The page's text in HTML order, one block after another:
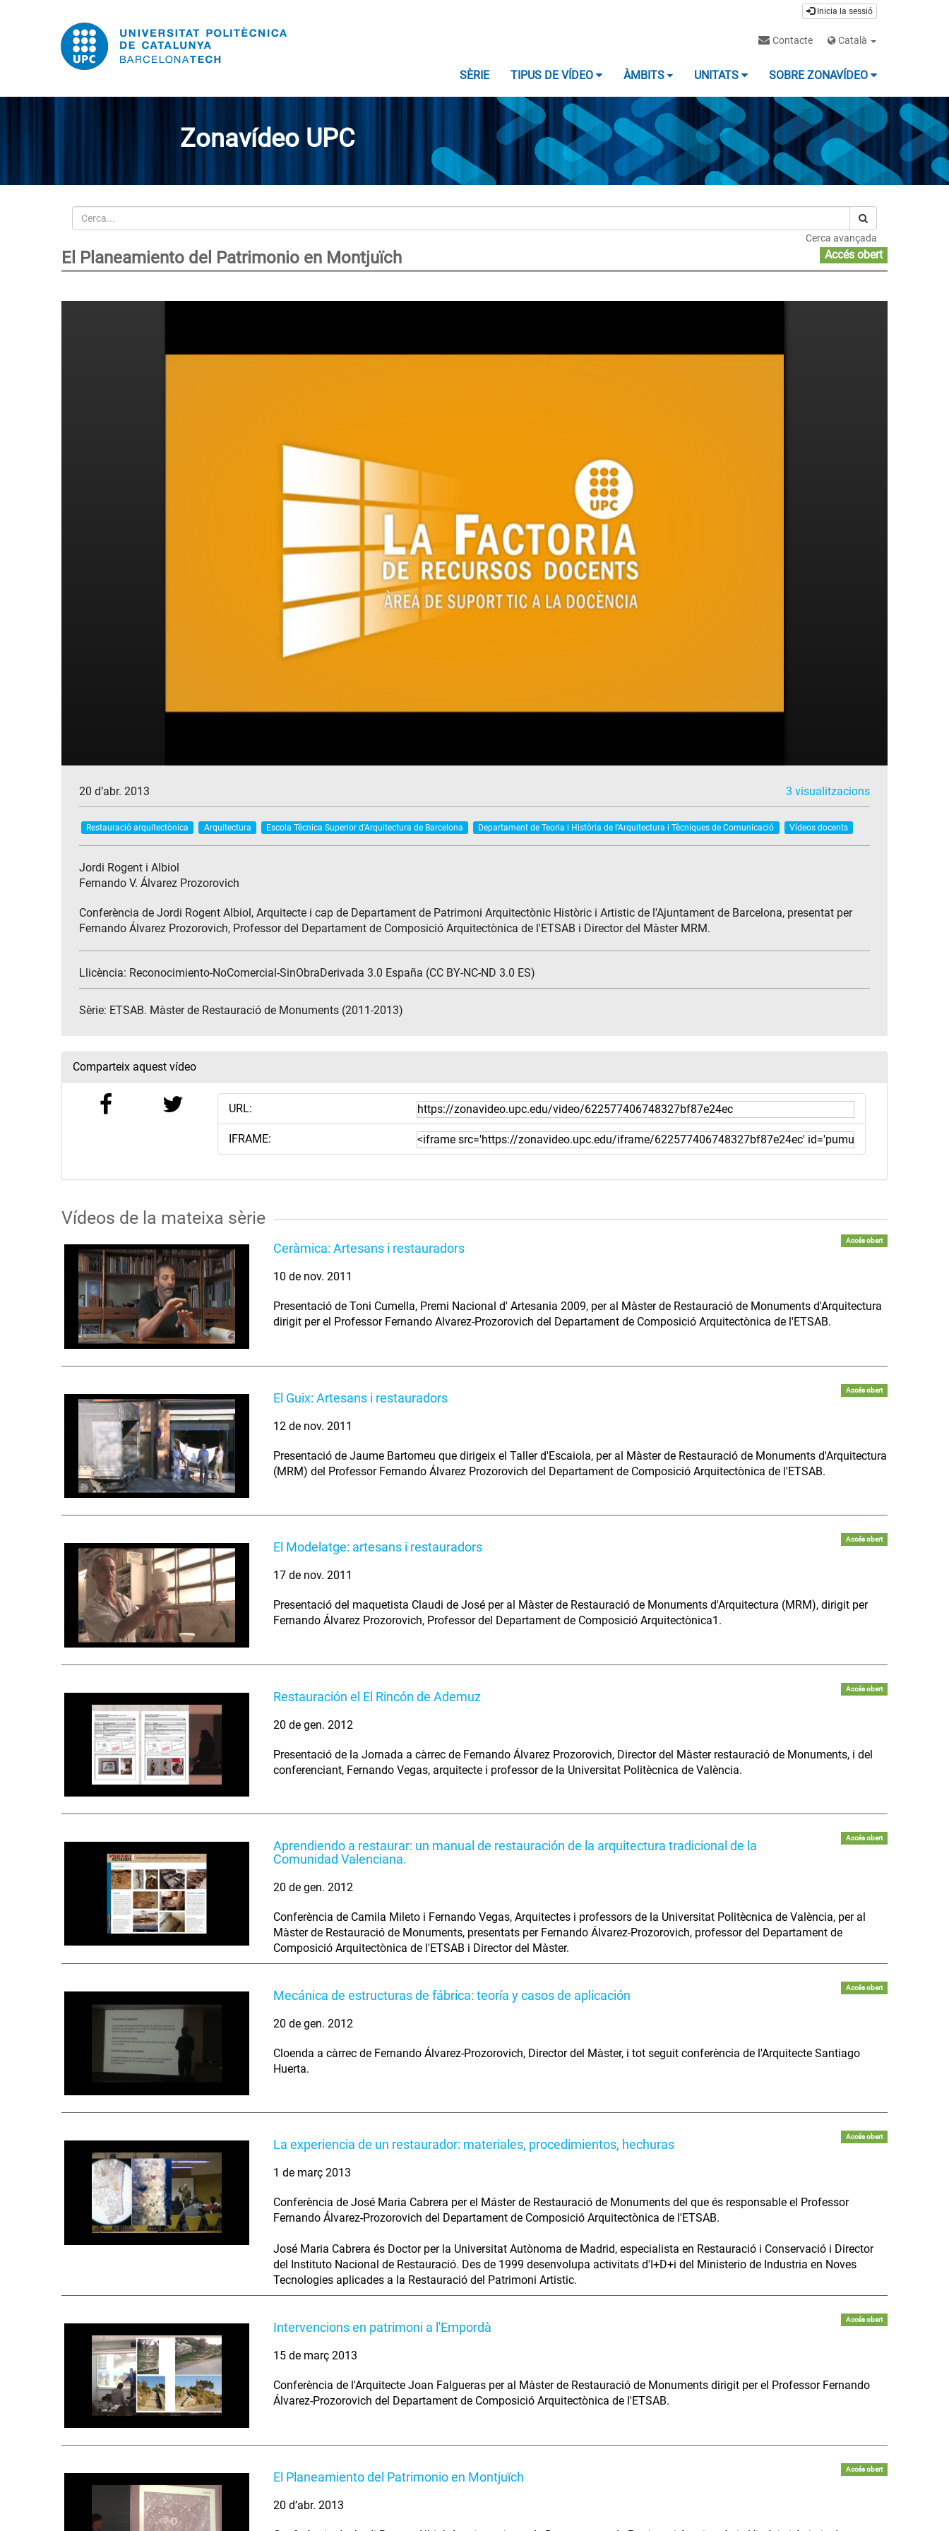
Inicia la sessió
Contacte Català
SÈRIE TIPUS DE VÍDEO ÀMBITS UNITATS SOBRE ZONAVÍDEO
Zonavídeo UPC
Cerca
Cerca avançada
El Planeamiento del Patrimonio en Montjuïch Accés obert
20 d’abr. 2013 3 visualitzacions
Restauració arquitectònica Arquitectura Escola Tècnica Superior d'Arquitectura de Barcelona Departament de Teoria i Història de l'Arquitectura i Tècniques de Comunicació Vídeos docents
Jordi Rogent i Albiol
Fernando V. Álvarez Prozorovich
Conferència de Jordi Rogent Albiol, Arquitecte i cap de Departament de Patrimoni Arquitectònic Històric i Artistic de l'Ajuntament de Barcelona, presentat per
Fernando Álvarez Prozorovich, Professor del Departament de Composició Arquitectònica de l'ETSAB i Director del Màster MRM.
Llicència: Reconocimiento-NoComercial-SinObraDerivada 3.0 España (CC BY-NC-ND 3.0 ES)
Sèrie: ETSAB. Màster de Restauració de Monuments (2011-2013)
Comparteix aquest vídeo
URL:
IFRAME:
Vídeos de la mateixa sèrie
Ceràmica: Artesans i restauradors
Accés obert
10 de nov. 2011
Presentació de Toni Cumella, Premi Nacional d' Artesania 2009, per al Màster de Restauració de Monuments d'Arquitectura
dirigit per el Professor Fernando Alvarez-Prozorovich del Departament de Composició Arquitectònica de l'ETSAB.
El Guix: Artesans i restauradors
Accés obert
12 de nov. 2011
Presentació de Jaume Bartomeu que dirigeix el Taller d'Escaiola, per al Màster de Restauració de Monuments d'Arquitectura
(MRM) del Professor Fernando Álvarez Prozorovich del Departament de Composició Arquitectònica de l'ETSAB.
El Modelatge: artesans i restauradors
Accés obert
17 de nov. 2011
Presentació del maquetista Claudi de José per al Màster de Restauració de Monuments d'Arquitectura (MRM), dirigit per
Fernando Álvarez Prozorovich, Professor del Departament de Composició Arquitectònica1.
Restauración el El Rincón de Ademuz
Accés obert
20 de gen. 2012
Presentació de la Jornada a càrrec de Fernando Álvarez Prozorovich, Director del Màster restauració de Monuments, i del
conferenciant, Fernando Vegas, arquitecte i professor de la Universitat Politècnica de València.
Aprendiendo a restaurar: un manual de restauración de la arquitectura tradicional de la
Comunidad Valenciana.
Accés obert
20 de gen. 2012
Conferència de Camila Mileto i Fernando Vegas, Arquitectes i professors de la Universitat Politècnica de València, per al
Màster de Restauració de Monuments, presentats per Fernando Álvarez-Prozorovich, professor del Departament de
Composició Arquitectònica de l'ETSAB i Director del Màster.
Mecánica de estructuras de fábrica: teoría y casos de aplicación
Accés obert
20 de gen. 2012
Cloenda a càrrec de Fernando Álvarez-Prozorovich, Director del Màster, i tot seguit conferència de l'Arquitecte Santiago
Huerta.
La experiencia de un restaurador: materiales, procedimientos, hechuras
Accés obert
1 de març 2013
Conferència de José Maria Cabrera per el Máster de Restauració de Monuments del que és responsable el Professor
Fernando Álvarez-Prozorovich del Departament de Composició Arquitectònica de l'ETSAB.
José Maria Cabrera és Doctor per la Universitat Autònoma de Madrid, especialista en Restauració i Conservació i Director
del Instituto Nacional de Restauració. Des de 1999 desenvolupa activitats d'I+D+i del Ministerio de Industria en Noves
Tecnologies aplicades a la Restauració del Patrimoni Artistic.
Intervencions en patrimoni a l'Empordà
Accés obert
15 de març 2013
Conferència de l'Arquitecte Joan Falgueras per al Màster de Restauració de Monuments dirigit per el Professor Fernando
Álvarez-Prozorovich del Departament de Composició Arquitectònica de l'ETSAB.
El Planeamiento del Patrimonio en Montjuïch
Accés obert
20 d’abr. 2013